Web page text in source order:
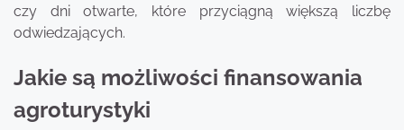
czy dni otwarte, które przyciągną większą liczbę
odwiedzających.
Jakie są możliwości finansowania
agroturystyki